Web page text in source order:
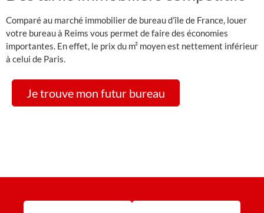
Comparé au marché immobilier de bureau d’île de France, louer
votre bureau à Reims vous permet de faire des économies
importantes. En effet, le prix du m² moyen est nettement inférieur
à celui de Paris.
Je trouve mon futur bureau